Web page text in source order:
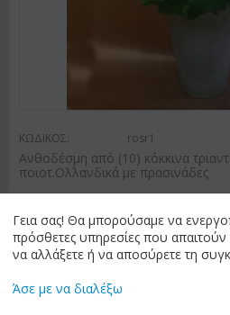
ΚΩΔΙΚΟΣ: rosr1
Ανθοδέσμη από (10) κόκκινα
ποιοτ.Ολλανδικά με πρασινάδες
Γεια σας! Θα μπορούσαμε να
πρόσθετες υπηρεσίες που
να αλλάξετε ή να αποσύρετε τη
Άσε με να διαλέξω